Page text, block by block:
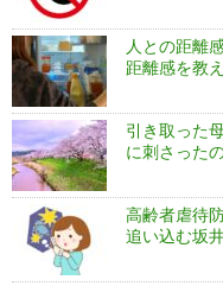
人との距離
距離感を教
引き取った
に刺さった
高齢者虐待
追い込む坂